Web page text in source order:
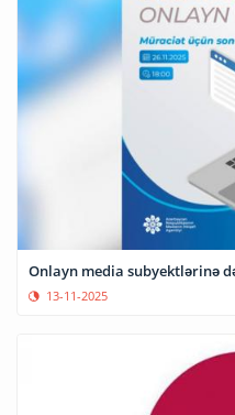
Onlayn media subyektlərinə
13-11-2025